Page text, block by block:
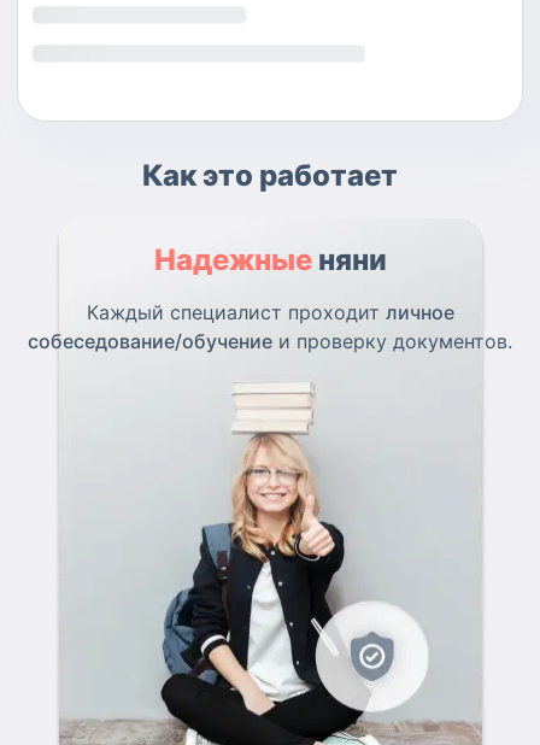
Как это работает
Надежные няни
Каждый специалист проходит личное
собеседование/обучение и проверку документов.